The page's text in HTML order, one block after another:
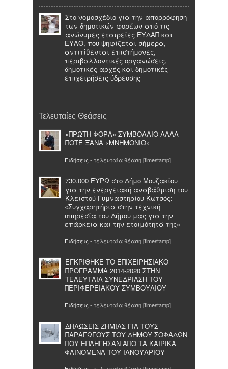
Στο νομοσχέδιο για την απορρόφηση
των δημοτικών φορέων από τις
ανώνυμες εταιρείες ΕΥΔΑΠ και
ΕΥΑΘ, που ψηφίζεται σήμερα,
αντιτίθενται επιστήμονες,
περιβαλλοντικές οργανώσεις,
δημοτικές αρχές και δημοτικές
επιχειρήσεις ύδρευσης
Τελευταίες Θεάσεις
«ΠΡΩΤΗ ΦΟΡΑ» ΣΥΜΒΟΛΑΙΟ ΑΛΛΑ
ΠΟΤΕ ΞΑΝΑ «ΜΝΗΜΟΝΙΟ»
Ειδήσεις - τελευταία θέαση [timestamp]
730.000 ΕΥΡΩ στο Δήμο Μουζακίου
για την ενεργειακή αναβάθμιση του
Κλειστού Γυμναστηρίου Κωτσός:
«Συγχαρητήρια στην τεχνική
υπηρεσία του Δήμου μας για την
επάρκεια και την ετοιμότητά της»
Ειδήσεις - τελευταία θέαση [timestamp]
ΕΓΚΡΙΘΗΚΕ ΤΟ ΕΠΙΧΕΙΡΗΣΙΑΚΟ
ΠΡΟΓΡΑΜΜΑ 2014-2020 ΣΤΗΝ
ΤΕΛΕΥΤΑΙΑ ΣΥΝΕΔΡΙΑΣΗ ΤΟΥ
ΠΕΡΙΦΕΡΕΙΑΚΟΥ ΣΥΜΒΟΥΛΙΟΥ
Ειδήσεις - τελευταία θέαση [timestamp]
ΔΗΛΩΣΕΙΣ ΖΗΜΙΑΣ ΓΙΑ ΤΟΥΣ
ΠΑΡΑΓΩΓΟΥΣ ΤΟΥ ΔΗΜΟΥ ΣΟΦΑΔΩΝ
ΠΟΥ ΕΠΛΗΓΗΣΑΝ ΑΠΟ ΤΑ ΚΑΙΡΙΚΑ
ΦΑΙΝΟΜΕΝΑ ΤΟΥ ΙΑΝΟΥΑΡΙΟΥ